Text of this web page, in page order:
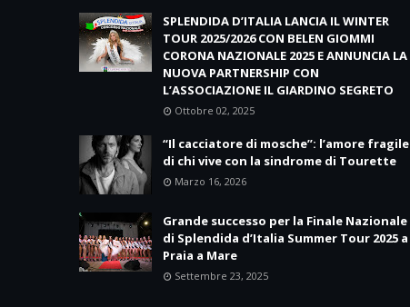
SPLENDIDA D’ITALIA LANCIA IL WINTER
TOUR 2025/2026 CON BELEN GIOMMI
CORONA NAZIONALE 2025 E ANNUNCIA LA
NUOVA PARTNERSHIP CON
L’ASSOCIAZIONE IL GIARDINO SEGRETO
Ottobre 02, 2025
“Il cacciatore di mosche”: l’amore fragile
di chi vive con la sindrome di Tourette
Marzo 16, 2026
Grande successo per la Finale Nazionale
di Splendida d’Italia Summer Tour 2025 a
Praia a Mare
Settembre 23, 2025